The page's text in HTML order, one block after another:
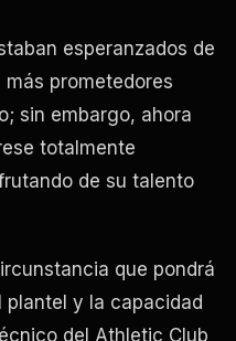
esperanzados de
prometedores
sin embargo, ahora
totalmente
de su talento
que pondrá
plantel y la capacidad
del Athletic Club